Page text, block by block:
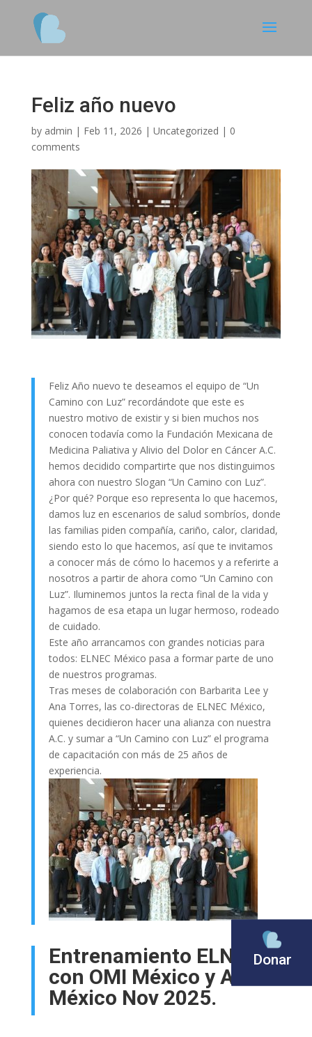
Feliz año nuevo
by admin | Feb 11, 2026 | Uncategorized | 0
comments
Feliz Año nuevo te deseamos el equipo de “Un
Camino con Luz” recordándote que este es
nuestro motivo de existir y si bien muchos nos
conocen todavía como la Fundación Mexicana de
Medicina Paliativa y Alivio del Dolor en Cáncer A.C.
hemos decidido compartirte que nos distinguimos
ahora con nuestro Slogan “Un Camino con Luz”.
¿Por qué? Porque eso representa lo que hacemos,
damos luz en escenarios de salud sombríos, donde
las familias piden compañía, cariño, calor, claridad,
siendo esto lo que hacemos, así que te invitamos
a conocer más de cómo lo hacemos y a referirte a
nosotros a partir de ahora como “Un Camino con
Luz”. Iluminemos juntos la recta final de la vida y
hagamos de esa etapa un lugar hermoso, rodeado
de cuidado.
Este año arrancamos con grandes noticias para
todos: ELNEC México pasa a formar parte de uno
de nuestros programas.
Tras meses de colaboración con Barbarita Lee y
Ana Torres, las co-directoras de ELNEC México,
quienes decidieron hacer una alianza con nuestra
A.C. y sumar a “Un Camino con Luz” el programa
de capacitación con más de 25 años de
experiencia.
Entrenamiento ELNEC
con OMI México y AMSA
México Nov 2025.
Donar